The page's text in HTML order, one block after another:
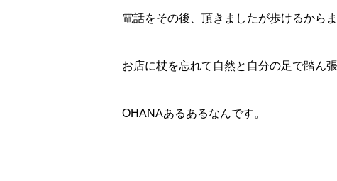
電話をその後、頂きましたが歩けるから
お店に杖を忘れて自然と自分の足で踏ん張
OHANAあるあるなんです。